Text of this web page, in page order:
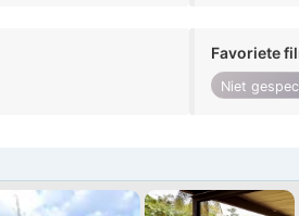
Favoriete
Niet